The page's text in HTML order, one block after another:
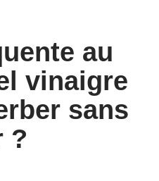
au
vinaigre
sans
?